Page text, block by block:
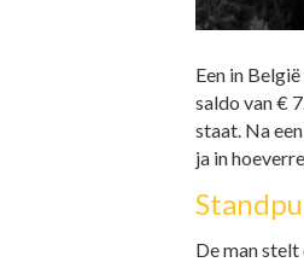
Een in
saldo van €
staat. Na
ja in
De man